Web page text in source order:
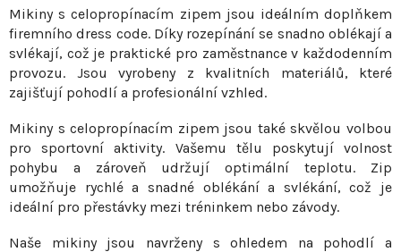
v
k
y
v
p
i
s
u
í
Mikiny s celopropínacím zipem jsou ideálním doplňkem
firemního dress code. Díky rozepínání se snadno oblékají a
svlékají, což je praktické pro zaměstnance v každodenním
provozu. Jsou vyrobeny z kvalitních materiálů, které
zajišťují pohodlí a profesionální vzhled.
Mikiny s celopropínacím zipem jsou také skvělou volbou
pro sportovní aktivity. Vašemu tělu poskytují volnost
pohybu a zároveň udržují optimální teplotu. Zip
umožňuje rychlé a snadné oblékání a svlékání, což je
ideální pro přestávky mezi tréninkem nebo závody.
Naše mikiny jsou navrženy s ohledem na pohodlí a